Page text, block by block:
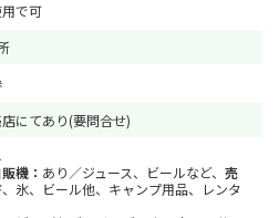
で可
にてあり(要問合せ)
機： あり／ジュース、ビールなど、 売
氷、ビール他、キャンプ用品、レンタ